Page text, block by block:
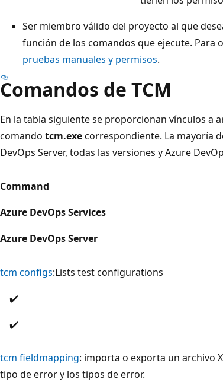
Ser miembro válido del proyecto al que
función de los comandos que ejecute.
pruebas manuales y permisos.
Comandos de TCM
En la tabla siguiente se proporcionan vínculos a
comando tcm.execorrespondiente. La mayoría
DevOps Server, todas las versiones y Azure
Command
Azure DevOps Services
Azure DevOps Server
tcm configs:Lists test configurations
✔️
✔️
tcm fieldmapping: importa o exporta un archivo
tipo de error y los tipos de error.